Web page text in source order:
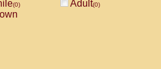
(0) Adult(0)